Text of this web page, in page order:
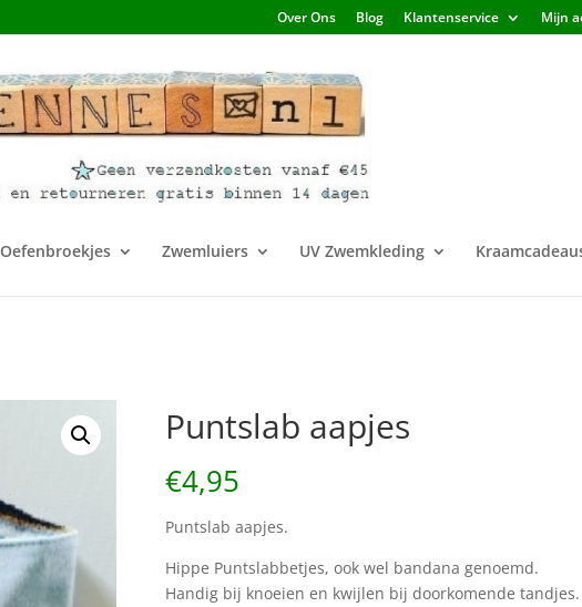
Over Ons Blog Klantenservice Mijn
Oefenbroekjes Zwemluiers UV Zwemkleding
Puntslab aapjes
€4,95
Puntslab aapjes.
Hippe Puntslabbetjes, ook wel bandana genoemd.
Handig bij knoeien en kwijlen bij doorkomende tandjes.